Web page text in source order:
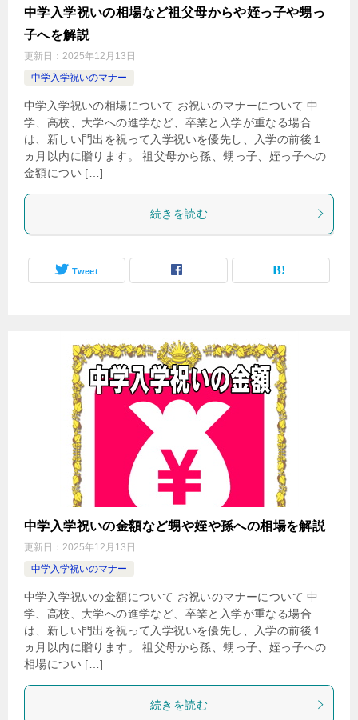
中学入学祝いの相場など祖父母からや姪っ子や甥っ
子へを解説
更新日： 2025年12月13日
中学入学祝いのマナー
中学入学祝いの相場について お祝いのマナーについて 中
学、高校、大学への進学など、卒業と入学が重なる場合
は、新しい門出を祝って入学祝いを優先し、入学の前後１
ヵ月以内に贈ります。 祖父母から孫、甥っ子、姪っ子への
金額につい […]
続きを読む
Tweet
中学入学祝いの金額など甥や姪や孫への相場を解説
更新日： 2025年12月13日
中学入学祝いのマナー
中学入学祝いの金額について お祝いのマナーについて 中
学、高校、大学への進学など、卒業と入学が重なる場合
は、新しい門出を祝って入学祝いを優先し、入学の前後１
ヵ月以内に贈ります。 祖父母から孫、甥っ子、姪っ子への
相場につい […]
続きを読む